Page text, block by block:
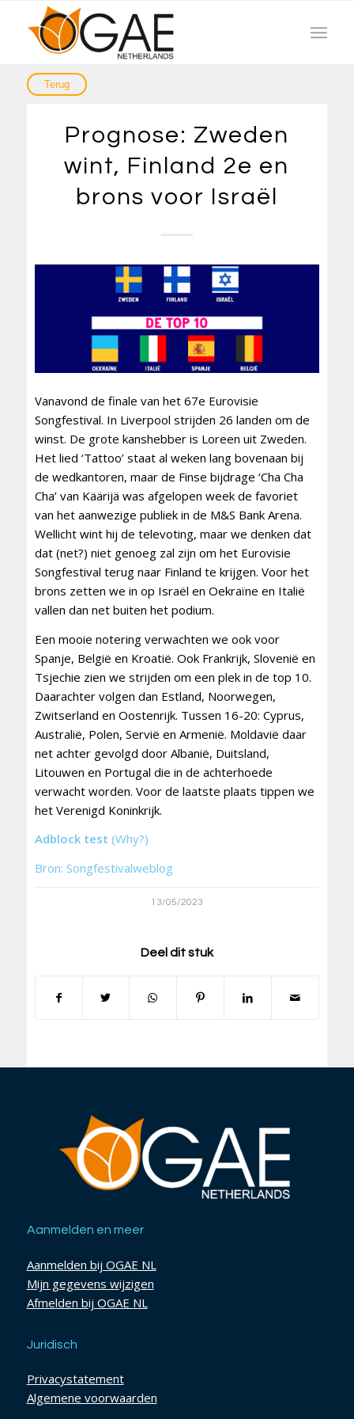
Prognose: Zweden
wint, Finland 2e en
brons voor Israël
Vanavond de finale van het 67e Eurovisie
Songfestival. In Liverpool strijden 26 landen om de
winst. De grote kanshebber is Loreen uit Zweden.
Het lied ‘Tattoo’ staat al weken lang bovenaan bij
de wedkantoren, maar de Finse bijdrage ‘Cha Cha
Cha’ van Käärijä was afgelopen week de favoriet
van het aanwezige publiek in de M&S Bank Arena.
Wellicht wint hij de televoting, maar we denken dat
dat (net?) niet genoeg zal zijn om het Eurovisie
Songfestival terug naar Finland te krijgen. Voor het
brons zetten we in op Israël en Oekraïne en Italië
vallen dan net buiten het podium.
Een mooie notering verwachten we ook voor
Spanje, België en Kroatië. Ook Frankrijk, Slovenië en
Tsjechie zien we strijden om een plek in de top 10.
Daarachter volgen dan Estland, Noorwegen,
Zwitserland en Oostenrijk. Tussen 16-20: Cyprus,
Australië, Polen, Servië en Armenië. Moldavië daar
net achter gevolgd door Albanië, Duitsland,
Litouwen en Portugal die in de achterhoede
verwacht worden. Voor de laatste plaats tippen we
het Verenigd Koninkrijk.
Adblock test (Why?)
Bron: Songfestivalweblog
13/05/2023
Deel dit stuk
Aanmelden en meer
Aanmelden bij OGAE NL
Mijn gegevens wijzigen
Afmelden bij OGAE NL
Juridisch
Privacystatement
Algemene voorwaarden